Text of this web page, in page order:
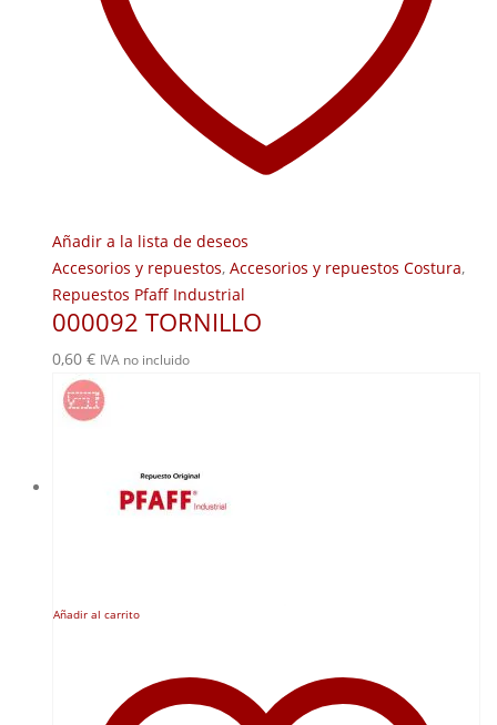
Añadir a la lista de deseos
Accesorios y repuestos, Accesorios y repuestos Costura,
Repuestos Pfaff Industrial
000092 TORNILLO
0,60 € IVA no incluido
Añadir al carrito